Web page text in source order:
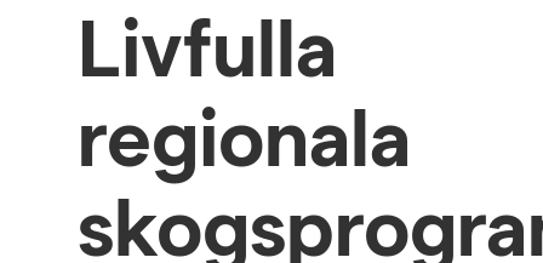
Livfulla
regionala